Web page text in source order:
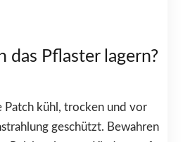
das Pflaster lagern?
Patch kühl, trocken und vor
geschützt. Bewahren